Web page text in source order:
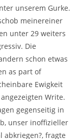
unserem Gurke.
meinereiner
unter 29 weiters
Die
schon etwas
as part of
Ewigkeit
Write.
gegenseitig in
unser inoffizieller
fragte